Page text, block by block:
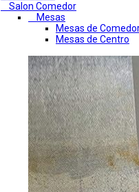
Salon Comedor
Mesas
Mesas de
Mesas de Centro